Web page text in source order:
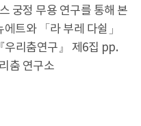
궁정 무용 연구를 통해 본
트와 「라 부레 다쉴」
우리춤연구』 제6집 pp.
춤 연구소